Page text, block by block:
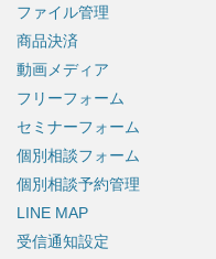
ファイル管理
商品決済
動画メディア
フリーフォーム
セミナーフォーム
個別相談フォーム
個別相談予約管理
LINE MAP
受信通知設定